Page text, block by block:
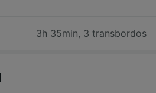
3h 35min, 3 transbordos